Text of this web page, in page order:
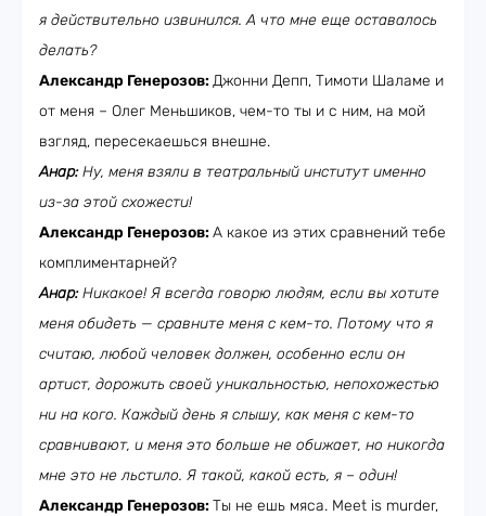
я действительно извинился. А что мне еще оставалось
делать?
Александр Генерозов:Джонни Депп, Тимоти Шаламе и
от меня – Олег Меньшиков, чем-то ты и с ним, на мой
взгляд, пересекаешься внешне.
Анар:Ну, меня взяли в театральный институт именно
из-за этой схожести!
Александр Генерозов:А какое из этих сравнений тебе
комплиментарней?
Анар:Никакое! Я всегда говорю людям, если вы хотите
меня обидеть — сравните меня с кем-то. Потому что я
считаю, любой человек должен, особенно если он
артист, дорожить своей уникальностью, непохожестью
ни на кого. Каждый день я слышу, как меня с кем-то
сравнивают, и меня это больше не обижает, но никогда
мне это не льстило. Я такой, какой есть, я – один!
Александр Генерозов:Ты не ешь мяса. Meet is murder,